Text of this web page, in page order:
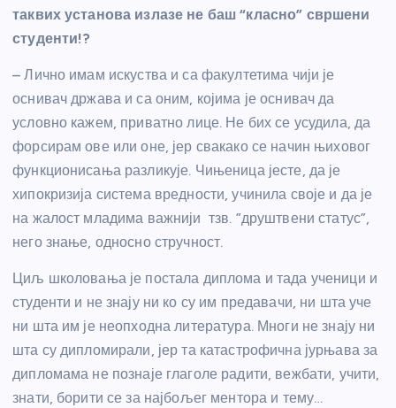
таквих установа излазе не баш “класно” свршени
студенти!?
– Лично имам искуства и са факултетима чији је
оснивач држава и са оним, којима је оснивач да
условно кажем, приватно лице. Не бих се усудила, да
форсирам ове или оне, јер свакако се начин њиховог
функционисања разликује. Чињеница јесте, да је
хипокризија система вредности, учинила своје и да је
на жалост младима важнији тзв. ”друштвени статус”,
него знање, односно стручност.
Циљ школовања је постала диплома и тада ученици и
студенти и не знају ни ко су им предавачи, ни шта уче
ни шта им је неопходна литература. Многи не знају ни
шта су дипломирали, јер та катастрофична јурњава за
дипломама не познаје глаголе радити, вежбати, учити,
знати, борити се за најбољег ментора и тему…